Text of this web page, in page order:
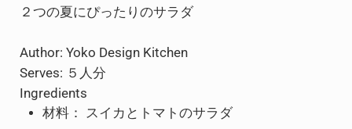
２つの夏にぴったりのサラダ
Author: Yoko Design Kitchen
Serves: ５人分
Ingredients
材料： スイカとトマトのサラダ